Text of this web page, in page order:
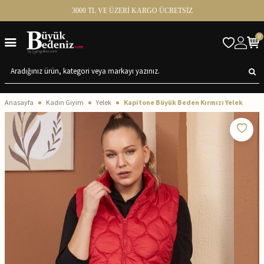
3000 TL VE ÜZERİ KARGO ÜCRETSİZ
0
Anasayfa Kadın Giyim Yelek Kapitone Büyük Beden Kırmızı Yelek